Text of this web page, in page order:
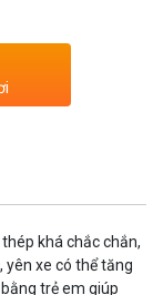
khá chắc chắn,
yên xe có thể tăng
trẻ em giúp